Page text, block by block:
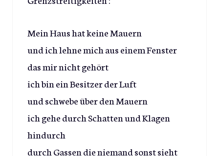
Mein Haus hat keine Mauern
und ich lehne mich aus einem Fenster
das mir nicht gehört
ich bin ein Besitzer der Luft
und schwebe über den Mauern
ich gehe durch Schatten und Klagen
hindurch
durch Gassen die niemand sonst sieht